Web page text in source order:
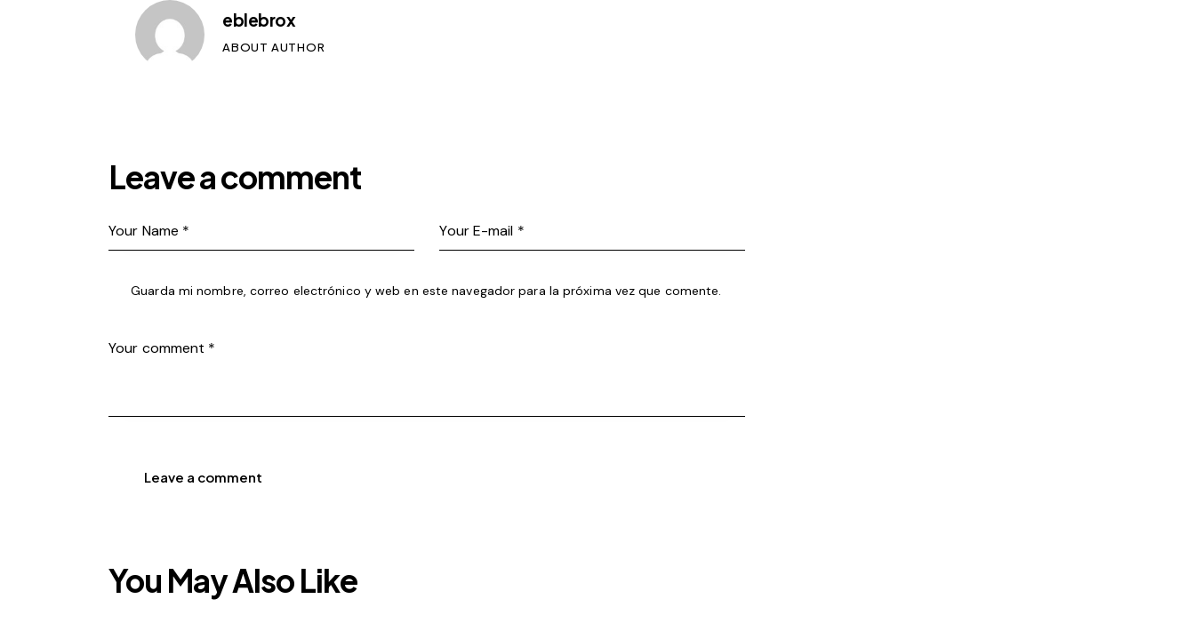
eblebrox
ABOUT AUTHOR
Leave a comment
Guarda mi nombre, correo electrónico y web en este navegador para la próxima vez que comente.
You May Also Like